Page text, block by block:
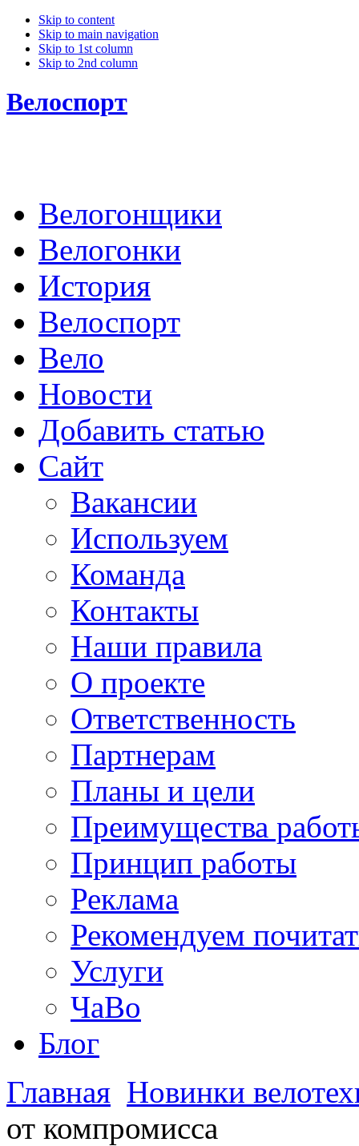
Skip to content
Skip to main navigation
Skip to 1st column
Skip to 2nd column
Велоспорт
Велогонщики
Велогонки
История
Велоспорт
Вело
Новости
Добавить статью
Сайт
Вакансии
Используем
Команда
Контакты
Наши правила
О проекте
Ответственность
Партнерам
Планы и цели
Преимущества
Принцип работы
Реклама
Рекомендуем
Услуги
ЧаВо
Блог
Главная Новинки
от компромисса